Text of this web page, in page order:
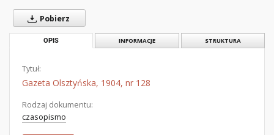
Pobierz
OPIS INFORMACJE STRUKTURA
Tytuł:
Gazeta Olsztyńska, 1904, nr 128
Rodzaj dokumentu:
czasopismo